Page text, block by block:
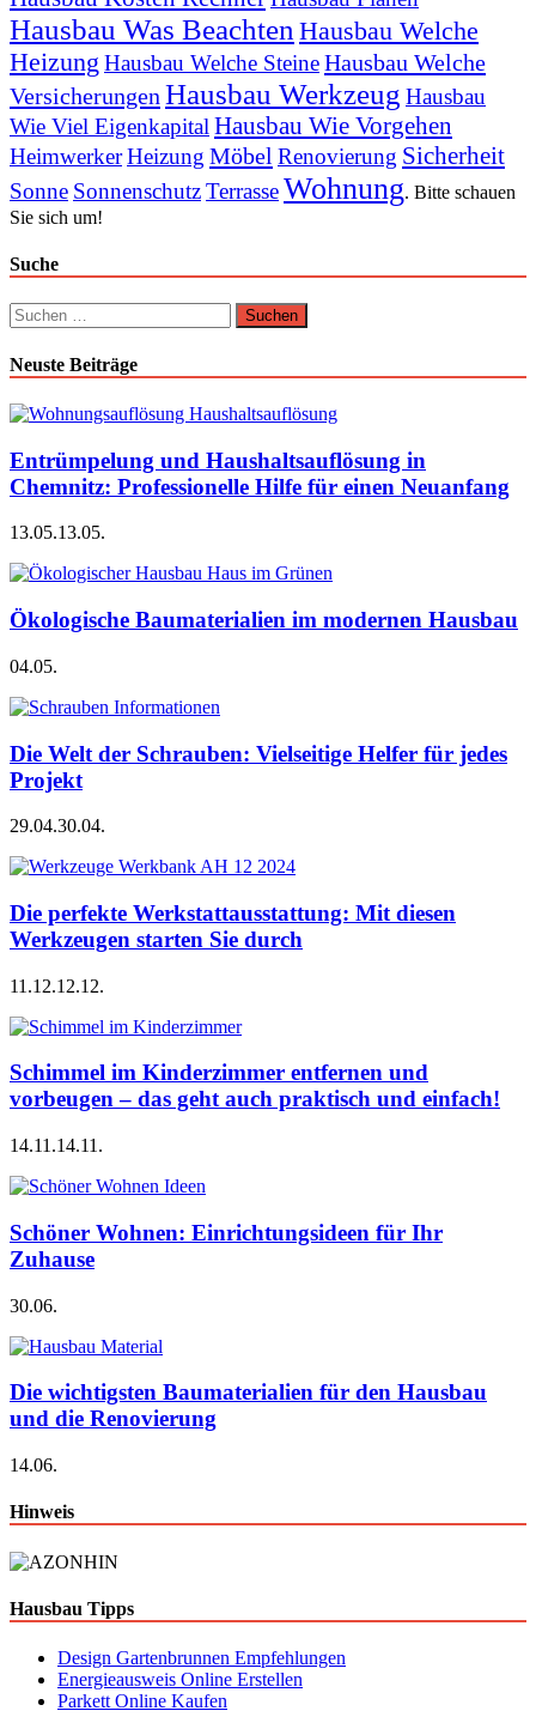
Hausbau Was Beachten Hausbau Welche
Heizung Hausbau Welche SteineHausbau Welche
Versicherungen Hausbau Werkzeug Hausbau
Wie Viel Eigenkapital Hausbau Wie Vorgehen
HeimwerkerHeizung Möbel Renovierung Sicherheit
Sonne SonnenschutzTerrasseWohnung. Bitte schauen
Sie sich um!
Suche
Suchen
nach:
Neuste Beiträge
Entrümpelung und Haushaltsauflösung in
Chemnitz: Professionelle Hilfe für einen Neuanfang
13.05.13.05.
Ökologische Baumaterialien im modernen Hausbau
04.05.
Die Welt der Schrauben: Vielseitige Helfer für jedes
Projekt
29.04.30.04.
Die perfekte Werkstattausstattung: Mit diesen
Werkzeugen starten Sie durch
11.12.12.12.
Schimmel im Kinderzimmer entfernen und
vorbeugen – das geht auch praktisch und einfach!
14.11.14.11.
Schöner Wohnen: Einrichtungsideen für Ihr
Zuhause
30.06.
Die wichtigsten Baumaterialien für den Hausbau
und die Renovierung
14.06.
Hinweis
Hausbau Tipps
Design Gartenbrunnen Empfehlungen
Energieausweis Online Erstellen
Parkett Online Kaufen